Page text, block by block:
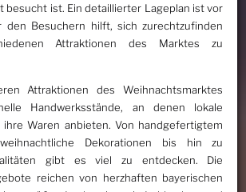
besucht ist. Ein detaillierter Lageplan ist vor
den Besuchern hilft, sich zurechtzufinden
Attraktionen des Marktes zu
Attraktionen des Weihnachtsmarktes
Handwerksstände, an denen lokale
ihre Waren anbieten. Von handgefertigtem
Dekorationen bis hin zu
gibt es viel zu entdecken. Die
reichen von herzhaften bayerischen